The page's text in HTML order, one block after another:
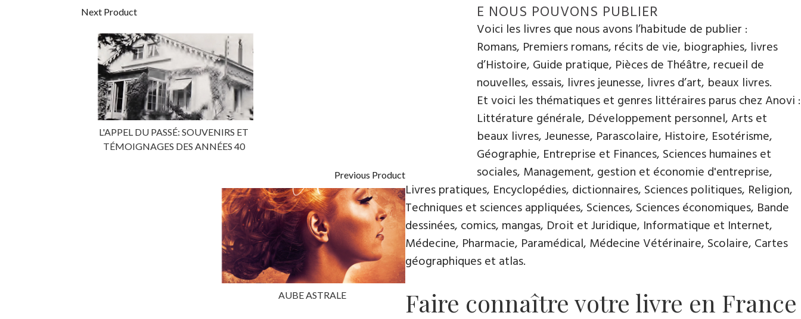
Next Product
L'APPEL DU PASSÉ: SOUVENIRS ET
TÉMOIGNAGES DES ANNÉES 40
Previous Product
AUBE ASTRALE
E NOUS POUVONS PUBLIER
Voici les livres que nous avons l’habitude de publier :
Romans, Premiers romans, récits de vie, biographies, livres
d’Histoire, Guide pratique, Pièces de Théâtre, recueil de
nouvelles, essais, livres jeunesse, livres d’art, beaux livres.
Et voici les thématiques et genres littéraires parus chez Anovi :
Littérature générale, Développement personnel, Arts et
beaux livres, Jeunesse, Parascolaire, Histoire, Esotérisme,
Géographie, Entreprise et Finances, Sciences humaines et
sociales, Management, gestion et économie d'entreprise,
Livres pratiques, Encyclopédies, dictionnaires, Sciences politiques, Religion,
Techniques et sciences appliquées, Sciences, Sciences économiques, Bande
dessinées, comics, mangas, Droit et Juridique, Informatique et Internet,
Médecine, Pharmacie, Paramédical, Médecine Vétérinaire, Scolaire, Cartes
géographiques et atlas.
Faire connaître votre livre en France